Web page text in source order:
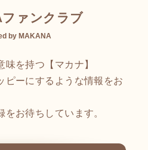
ァンクラブ
by MAKANA
を持つ【マカナ】
ピーにするような情報をお
お待ちしています。